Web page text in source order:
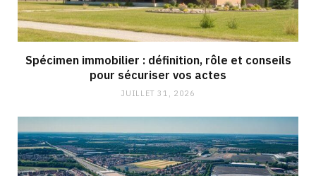
Spécimen immobilier : définition, rôle et conseils
pour sécuriser vos actes
JUILLET 31, 2026